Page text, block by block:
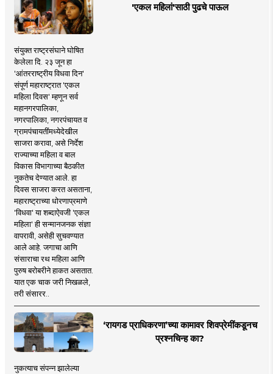
'एकल महिलां'साठी पुढचे पाऊल
संयुक्त राष्ट्रसंघाने घोषित
केलेला दि. २३ जून हा
'आंतरराष्ट्रीय विधवा दिन'
संपूर्ण महाराष्ट्रात 'एकल
महिला दिवस' म्हणून सर्व
महानगरपालिका,
नगरपालिका, नगरपंचायत व
ग्रामपंचायतींमध्येदेखील
साजरा करावा, असे निर्देश
राज्याच्या महिला व बाल
विकास विभागाच्या बैठकीत
नुकतेच देण्यात आले. हा
दिवस साजरा करत असताना,
महाराष्ट्राच्या धोरणाप्रमाणे
'विधवा' या शब्दाऐवजी 'एकल
महिला' ही सन्मानजनक संज्ञा
वापरावी, असेही सुचवण्यात
आले आहे. जगाचा आणि
संसाराचा रथ महिला आणि
पुरुष बरोबरीने हाकत असतात.
यात एक चाक जरी निखळले,
तरी संसारर..
‘रायगड प्राधिकरणा’च्या कामावर शिवप्रेमींकडूनच
प्रश्नचिन्ह का?
नुकत्याच संपन्न झालेल्या